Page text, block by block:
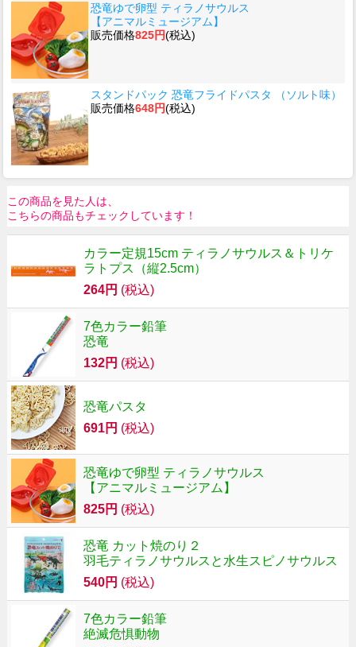
恐竜ゆで卵型 ティラノサウルス
【アニマルミュージアム】
販売価格825円(税込)
スタンドパック 恐竜フライドパスタ （ソルト味）
販売価格648円(税込)
この商品を見た人は、
こちらの商品もチェックしています！
カラー定規15cm ティラノサウルス＆トリケ
ラトプス（縦2.5cm）
264円 (税込)
7色カラー鉛筆
恐竜
132円 (税込)
恐竜パスタ
691円 (税込)
恐竜ゆで卵型 ティラノサウルス
【アニマルミュージアム】
825円 (税込)
恐竜 カット焼のり２
羽毛ティラノサウルスと水生スピノサウルス
540円 (税込)
7色カラー鉛筆
絶滅危惧動物